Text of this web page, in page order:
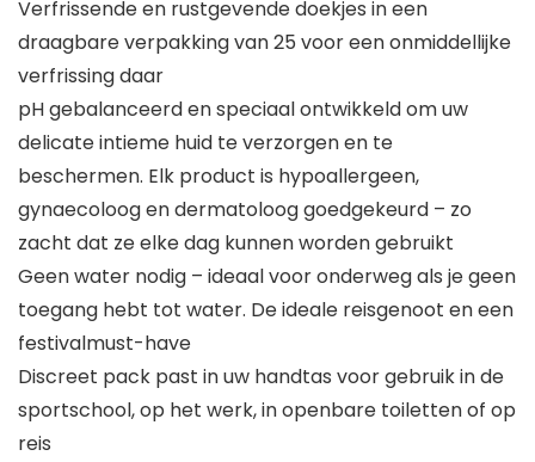
Verfrissende en rustgevende doekjes in een
draagbare verpakking van 25 voor een onmiddellijke
verfrissing daar
pH gebalanceerd en speciaal ontwikkeld om uw
delicate intieme huid te verzorgen en te
beschermen. Elk product is hypoallergeen,
gynaecoloog en dermatoloog goedgekeurd – zo
zacht dat ze elke dag kunnen worden gebruikt
Geen water nodig – ideaal voor onderweg als je geen
toegang hebt tot water. De ideale reisgenoot en een
festivalmust-have
Discreet pack past in uw handtas voor gebruik in de
sportschool, op het werk, in openbare toiletten of op
reis